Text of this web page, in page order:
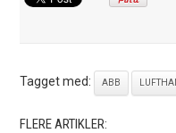
Tagget med: ABB
FLERE ARTIKLER: